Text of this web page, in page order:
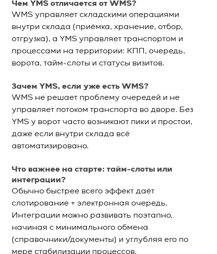
Чем YMS отличается от WMS?
WMS управляет складскими операциями
внутри склада (приёмка, хранение, отбор,
отгрузка), а YMS управляет транспортом и
процессами на территории: КПП, очередь,
ворота, тайм-слоты и статусы визитов.
Зачем YMS, если уже есть WMS?
WMS не решает проблему очередей и не
управляет потоком транспорта во дворе. Без
YMS у ворот часто возникают пики и простои,
даже если внутри склада всё
автоматизировано.
Что важнее на старте: тайм-слоты или
интеграции?
Обычно быстрее всего эффект даёт
слотирование + электронная очередь.
Интеграции можно развивать поэтапно,
начиная с минимального обмена
(справочники/документы) и углубляя его по
мере стабилизации процессов.